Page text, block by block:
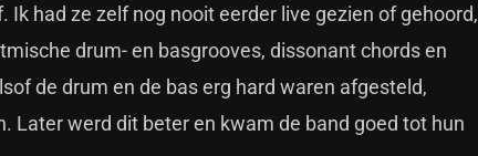
had ze zelf nog nooit eerder live gezien of gehoord,
drum- en basgrooves, dissonant chords en
de drum en de bas erg hard waren afgesteld,
Later werd dit beter en kwam de band goed tot hun